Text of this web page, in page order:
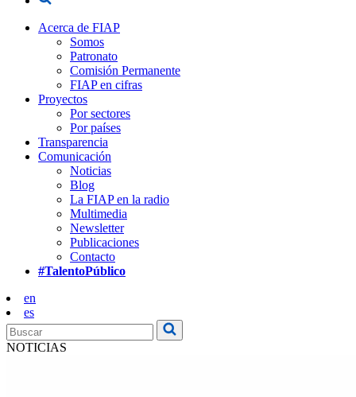
Acerca de FIAP
Somos
Patronato
Comisión Permanente
FIAP en cifras
Proyectos
Por sectores
Por países
Transparencia
Comunicación
Noticias
Blog
La FIAP en la radio
Multimedia
Newsletter
Publicaciones
Contacto
#TalentoPúblico
en
es
NOTICIAS